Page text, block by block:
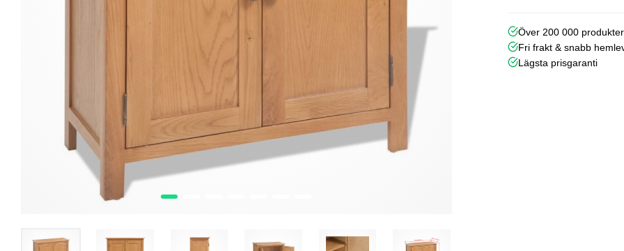
Över 200 000 produkter
Fri frakt & snabb
Lägsta prisgaranti